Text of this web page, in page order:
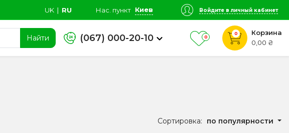
UK ∣ RU Нас. пункт Киев Войдите в личный кабинет
Найти (067) 000-20-10 0
0
Корзина
0,00 ₴
Сортировка: по популярности